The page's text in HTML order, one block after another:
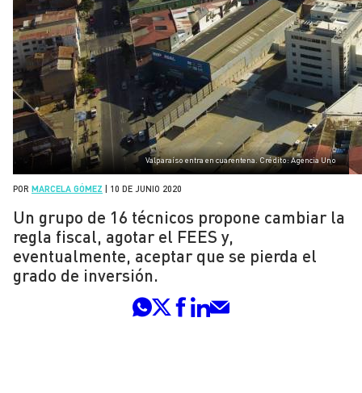
Valparaíso entra en cuarentena. Crédito: Agencia Uno
POR MARCELA GÓMEZ 10 DE JUNIO 2020
Un grupo de 16 técnicos propone cambiar la
regla fiscal, agotar el FEES y,
eventualmente, aceptar que se pierda el
grado de inversión.